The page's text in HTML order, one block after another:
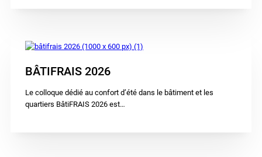
BÂTIFRAIS 2026
Le colloque dédié au confort d’été dans le bâtiment et les
quartiers BâtiFRAIS 2026 est…